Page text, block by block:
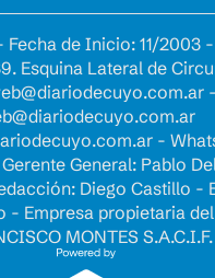
Fecha de Inicio: 11/2003
Esquina Lateral de
-
-
General: Pablo
Diego Castillo -
- Empresa propietaria
MONTES S.A.C.I.F.